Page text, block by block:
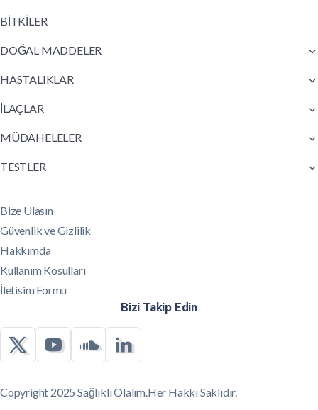
BİTKİLER
DOĞAL MADDELER
HASTALIKLAR
İLAÇLAR
MÜDAHELELER
TESTLER
Bize Ulasın
Güvenlik ve Gizlilik
Hakkımda
Kullanım Kosulları
İletisim Formu
Bizi Takip Edin
Copyright 2025 Sağlıklı Olalım.Her Hakkı Saklıdır.